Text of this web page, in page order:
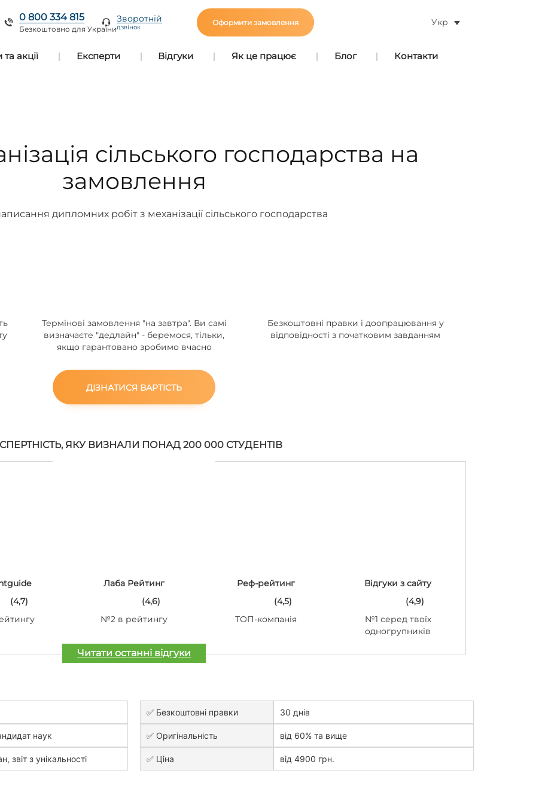
0 800 334 815
Безкоштовно для України
Зворотній
дзвінок
Оформити замовлення Укр
акції Експерти Відгуки Як це працює Блог Контакти
сільського господарства на
замовлення
дипломних робіт з механізації сільського господарства
Термінові замовлення "на завтра". Ви самі
визначаєте "дедлайн" - беремося, тільки,
якщо гарантовано зробимо вчасно
Безкоштовні правки і доопрацювання у
відповідності з початковим завданням
ДІЗНАТИСЯ ВАРТІСТЬ
ЯКУ ВИЗНАЛИ ПОНАД 200 000 СТУДЕНТІВ
(4,7)
Лаба Рейтинг
(4,6)
№2 в рейтингу
Реф-рейтинг
(4,5)
ТОП-компанія
Відгуки з сайту
(4,9)
№1 серед твоїх
одногрупників
Читати останні відгуки
✅ Безкоштовні правки 30 днів
наук ✅ Оригінальність від 60% та вище
звіт з унікальності ✅ Ціна від 4900 грн.